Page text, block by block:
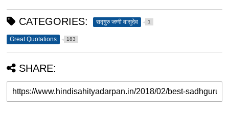
CATEGORIES: सद्गुरु जग्गी वासुदेव 1
Great Quotations 183
SHARE: